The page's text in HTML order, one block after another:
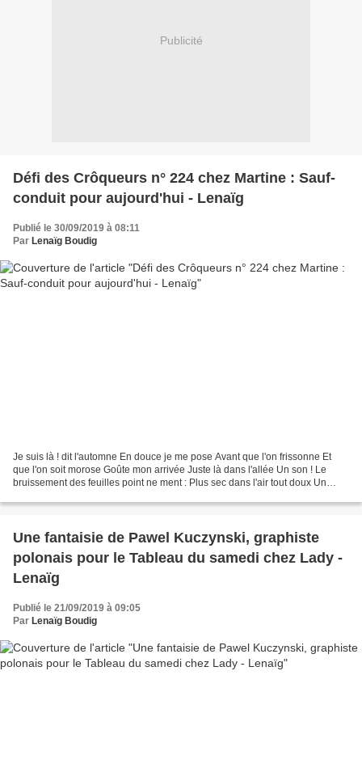
Publicité
Défi des Crôqueurs n° 224 chez Martine : Sauf-
conduit pour aujourd'hui - Lenaïg
Publié le 30/09/2019 à 08:11
Par Lenaïg Boudig
Je suis là ! dit l'automne En douce je me pose Avant que l'on frissonne Et
que l'on soit morose Goûte mon arrivée Juste là dans l'allée Un son ! Le
bruissement des feuilles point ne ment : Plus sec dans l'air tout doux Un
Une fantaisie de Pawel Kuczynski, graphiste
polonais pour le Tableau du samedi chez Lady -
Lenaïg
Publié le 21/09/2019 à 09:05
Par Lenaïg Boudig